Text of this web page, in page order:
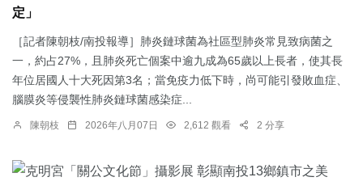
定」
［記者陳朝枝/南投報導］肺炎鏈球菌為社區型肺炎常見致病菌之
一，約占27%，且肺炎死亡個案中逾九成為65歲以上長者，使其長
年位居國人十大死因第3名；當免疫力低下時，尚可能引發敗血症、
腦膜炎等侵襲性肺炎鏈球菌感染症...
陳朝枝 2026年八月07日 2,612 觀看 2 分享